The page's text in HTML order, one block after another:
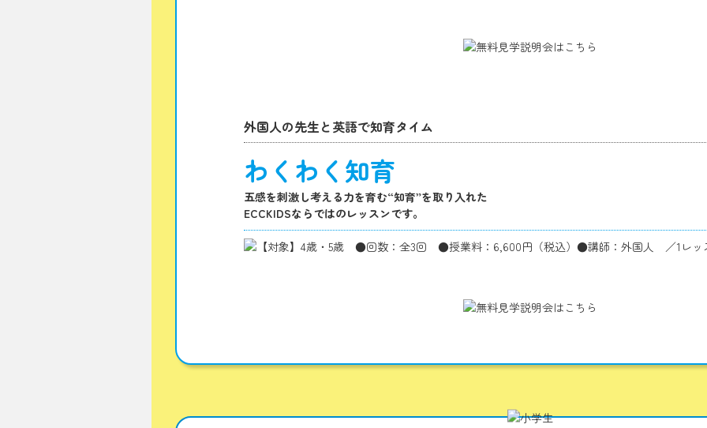
外国人の先生と英語で知育タイム
わくわく知育
五感を刺激し考える力を育む“知育”を取り入れた
ECCKIDSならではのレッスンです。